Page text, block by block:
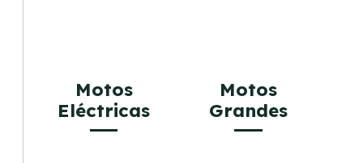
Motos
Eléctricas
Motos
Grandes